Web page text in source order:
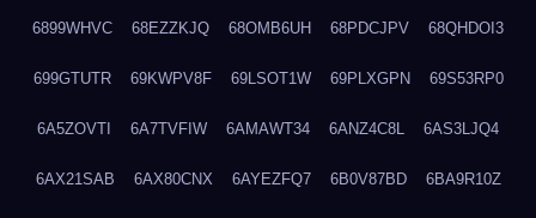
6899WHVC 68EZZKJQ 68OMB6UH 68PDCJPV 68QHDOI3
699GTUTR 69KWPV8F 69LSOT1W 69PLXGPN 69S53RP0
6A5ZOVTI 6A7TVFIW 6AMAWT34 6ANZ4C8L 6AS3LJQ4
6AX21SAB 6AX80CNX 6AYEZFQ7 6B0V87BD 6BA9R10Z